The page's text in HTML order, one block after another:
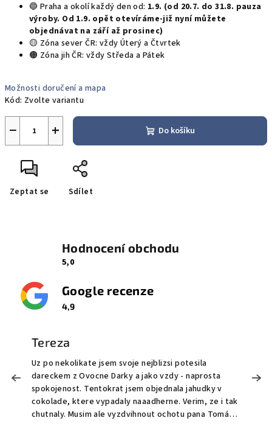
🔵 Praha a okolí každý den od: 1.9. (od 20.7. do 31.8. pauza
výroby. Od 1.9. opět otevíráme-již nyní můžete
objednávat na září až prosinec)
🟡 Zóna sever ČR: vždy Úterý a Čtvrtek
🟠 Zóna jih ČR: vždy Středa a Pátek
Možnosti doručení a mapa
Kód: Zvolte variantu
+
− Do košíku
Zeptat se Sdílet
Hodnocení obchodu
5,0
Google recenze
4,9
Tereza
Uz po nekolikate jsem svoje nejblizsi potesila
dareckem z Ovocne Darky a jako vzdy - naprosta
spokojenost. Tentokrat jsem objednala jahudky v
cokolade, ktere vypadaly naaadherne. Verim, ze i tak
chutnaly. Musim ale vyzdvihnout ochotu pana Tomáše